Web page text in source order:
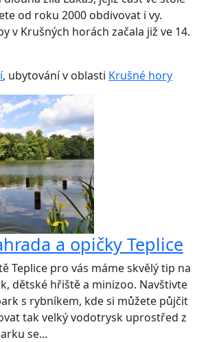
od roku 2000 obdivovat i vy.
v Krušných horách začala již ve 14.
, ubytování v oblasti Krušné hory
a opičky Teplice
Teplice pro vás máme skvělý tip na
dětské hřiště a minizoo. Navštivte
s rybníkem, kde si můžete půjčit
tak velký vodotrysk uprostřed z
se...